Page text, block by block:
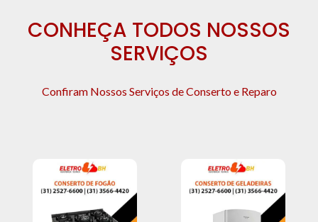
CONHEÇA TODOS NOSSOS
SERVIÇOS
Confiram Nossos Serviços de Conserto e Reparo